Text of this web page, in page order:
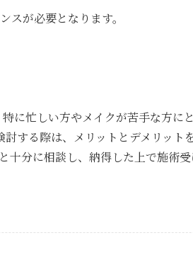
が必要となります。
に忙しい方やメイクが苦手な方に
する際は、メリットとデメリット
十分に相談し、納得した上で施術